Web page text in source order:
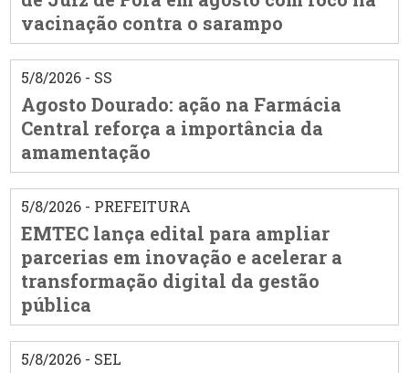
vacinação contra o sarampo
5/8/2026 - SS
Agosto Dourado: ação na Farmácia
Central reforça a importância da
amamentação
5/8/2026 - PREFEITURA
EMTEC lança edital para ampliar
parcerias em inovação e acelerar a
transformação digital da gestão
pública
5/8/2026 - SEL